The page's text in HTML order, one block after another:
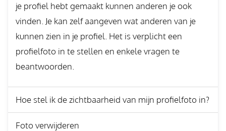
je profiel hebt gemaakt kunnen anderen je ook
vinden. Je kan zelf aangeven wat anderen van je
kunnen zien in je profiel. Het is verplicht een
profielfoto in te stellen en enkele vragen te
beantwoorden.
Hoe stel ik de zichtbaarheid van mijn profielfoto in?
Foto verwijderen